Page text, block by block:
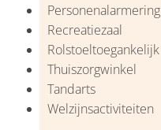
Personenalarmering
Recreatiezaal
Rolstoeltoegankelijk
Thuiszorgwinkel
Tandarts
Welzijnsactiviteiten